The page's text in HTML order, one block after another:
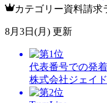
カテゴリー資料請求
8月3日(月) 更新
代表番号での発
株式会社ジェイ